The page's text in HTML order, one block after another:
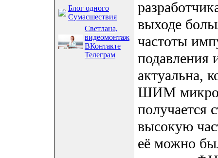
Блог одного
Сумасшествия
Светлана,
видеомонтаж
ВКонтакте
Телеграм
выходе
частоты
актуальна,
ШИМ
получается
высокую
её можно